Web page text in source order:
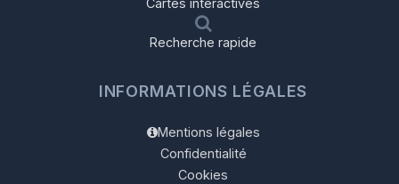
Recherche rapide
INFORMATIONS LÉGALES
Mentions légales
Confidentialité
Cookies